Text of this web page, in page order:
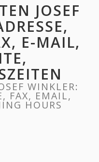
JOSEF
E-MAIL,
WINKLER:
FAX, EMAIL,
HOURS